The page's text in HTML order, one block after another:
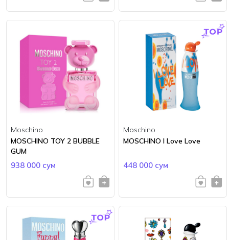
Moschino
MOSCHINO TOY 2 BUBBLE
GUM
938 000 сум
Moschino
MOSCHINO I Love Love
448 000 сум